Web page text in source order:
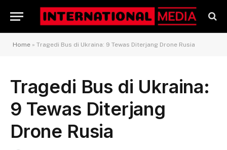
Home » Tragedi Bus di Ukraina: 9 Tewas Diterjang Drone Rusia
Tragedi Bus di Ukraina:
9 Tewas Diterjang
Drone Rusia